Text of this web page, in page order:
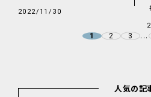
2022/11/30
1 2 3 ...
人気の記